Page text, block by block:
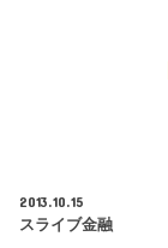
2013.10.15
スライブ金融